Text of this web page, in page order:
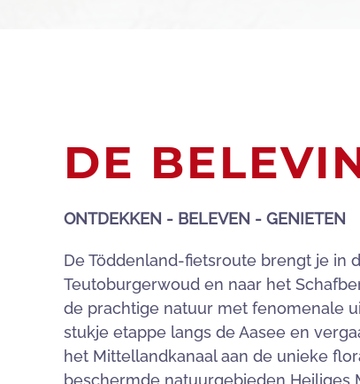
DE
ONTDEKKEN - BELEVEN - GENIETEN
De Töddenland-fietsroute brengt je in
Teutoburgerwoud en naar het
de prachtige natuur met fenomenale
stukje etappe langs de Aasee en
het Mittellandkanaal aan de unieke
beschermde natuurgebieden Heiliges